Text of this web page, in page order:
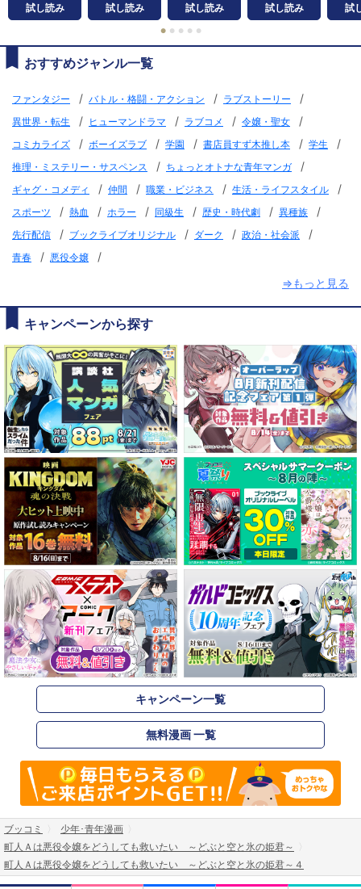
試し読み 試し読み 試し読み 試し読み 試
● ● ● ● ●
おすすめジャンル一覧
ファンタジー / バトル・格闘・アクション / ラブストーリー /
異世界・転生 / ヒューマンドラマ / ラブコメ / 令嬢・聖女 /
コミカライズ / ボーイズラブ / 学園 / 書店員すず木推し本 / 学生 /
推理・ミステリー・サスペンス / ちょっとオトナな青年マンガ /
ギャグ・コメディ / 仲間 / 職業・ビジネス / 生活・ライフスタイル /
スポーツ / 熱血 / ホラー / 同級生 / 歴史・時代劇 / 異種族 /
先行配信 / ブックライブオリジナル / ダーク / 政治・社会派 /
青春 / 悪役令嬢
/
⇒もっと見る
キャンペーンから探す
キャンペーン一覧
無料漫画 一覧
ブッコミ
少年･青年漫画
町人Ａは悪役令嬢をどうしても救いたい ～どぶと空と氷の姫君～
町人Ａは悪役令嬢をどうしても救いたい ～どぶと空と氷の姫君～４